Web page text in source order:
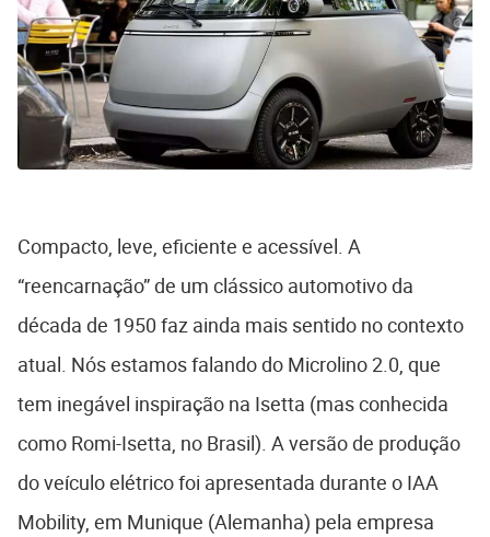
Compacto, leve, eficiente e acessível. A
“reencarnação” de um clássico automotivo da
década de 1950 faz ainda mais sentido no contexto
atual. Nós estamos falando do Microlino 2.0, que
tem inegável inspiração na Isetta (mas conhecida
como Romi-Isetta, no Brasil). A versão de produção
do veículo elétrico foi apresentada durante o IAA
Mobility, em Munique (Alemanha) pela empresa